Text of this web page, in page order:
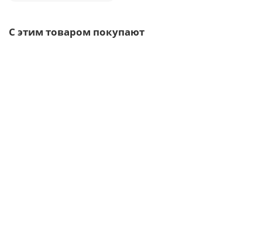
С этим товаром покупают